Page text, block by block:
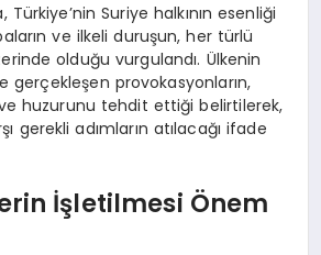
Türkiye’nin Suriye halkının esenliği
ve ilkeli duruşun, her türlü
olduğu vurgulandı. Ülkenin
gerçekleşen provokasyonların,
huzurunu tehdit ettiği belirtilerek,
gerekli adımların atılacağı ifade
İşletilmesi Önem